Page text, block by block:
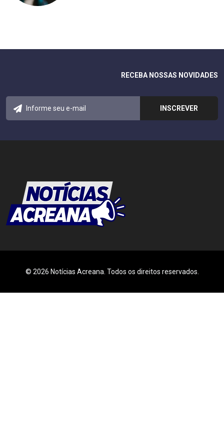
RECEBA NOSSAS NOVIDADES
© 2026 Notícias Acreana. Todos os direitos reservados.